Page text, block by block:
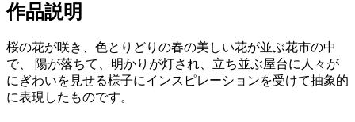
作品説明
桜の花が咲き、色とりどりの春の美しい花が並ぶ花市の中
で、 陽が落ちて、明かりが灯され、立ち並ぶ屋台に人々が
にぎわいを見せる様子にインスピレーションを受けて抽象的
に表現したものです。